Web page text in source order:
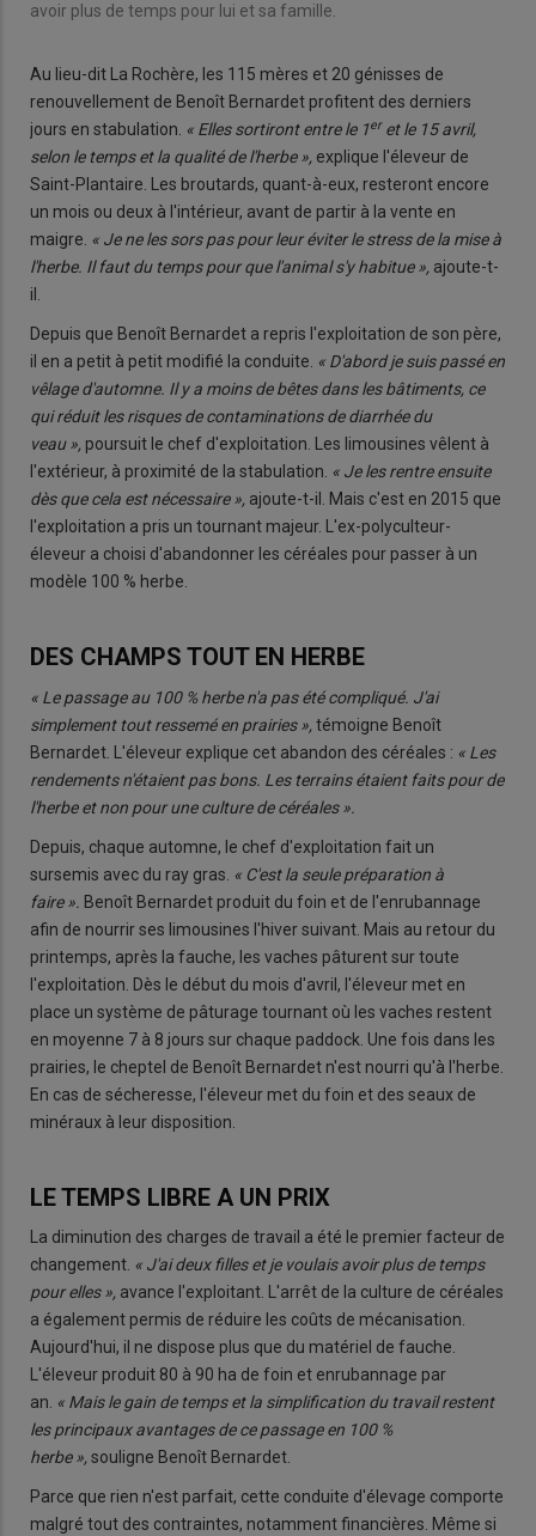
avoir plus de temps pour lui et sa famille.
Au lieu-dit La Rochère, les 115 mères et 20 génisses de
renouvellement de Benoît Bernardet profitent des derniers
jours en stabulation. « Elles sortiront entre le 1eret le 15 avril,
selon le temps et la qualité de l'herbe », explique l'éleveur de
Saint-Plantaire. Les broutards, quant-à-eux, resteront encore
un mois ou deux à l'intérieur, avant de partir à la vente en
maigre. « Je ne les sors pas pour leur éviter le stress de la mise à
l'herbe. Il faut du temps pour que l'animal s'y habitue », ajoute-t-
il.
Depuis que Benoît Bernardet a repris l'exploitation de son père,
il en a petit à petit modifié la conduite. « D'abord je suis passé en
vêlage d'automne. Il y a moins de bêtes dans les bâtiments, ce
qui réduit les risques de contaminations de diarrhée du
veau », poursuit le chef d'exploitation. Les limousines vêlent à
l'extérieur, à proximité de la stabulation. « Je les rentre ensuite
dès que cela est nécessaire », ajoute-t-il. Mais c'est en 2015 que
l'exploitation a pris un tournant majeur. L'ex-polyculteur-
éleveur a choisi d'abandonner les céréales pour passer à un
modèle 100 % herbe.
DES CHAMPS TOUT EN HERBE
« Le passage au 100 % herbe n'a pas été compliqué. J'ai
simplement tout ressemé en prairies », témoigne Benoît
Bernardet. L'éleveur explique cet abandon des céréales : « Les
rendements n'étaient pas bons. Les terrains étaient faits pour de
l'herbe et non pour une culture de céréales ».
Depuis, chaque automne, le chef d'exploitation fait un
sursemis avec du ray gras. « C'est la seule préparation à
faire ». Benoît Bernardet produit du foin et de l'enrubannage
afin de nourrir ses limousines l'hiver suivant. Mais au retour du
printemps, après la fauche, les vaches pâturent sur toute
l'exploitation. Dès le début du mois d'avril, l'éleveur met en
place un système de pâturage tournant où les vaches restent
en moyenne 7 à 8 jours sur chaque paddock. Une fois dans les
prairies, le cheptel de Benoît Bernardet n'est nourri qu'à l'herbe.
En cas de sécheresse, l'éleveur met du foin et des seaux de
minéraux à leur disposition.
LE TEMPS LIBRE A UN PRIX
La diminution des charges de travail a été le premier facteur de
changement. « J'ai deux filles et je voulais avoir plus de temps
pour elles », avance l'exploitant. L'arrêt de la culture de céréales
a également permis de réduire les coûts de mécanisation.
Aujourd'hui, il ne dispose plus que du matériel de fauche.
L'éleveur produit 80 à 90 ha de foin et enrubannage par
an. « Mais le gain de temps et la simplification du travail restent
les principaux avantages de ce passage en 100 %
herbe », souligne Benoît Bernardet.
Parce que rien n'est parfait, cette conduite d'élevage comporte
malgré tout des contraintes, notamment financières. Même si